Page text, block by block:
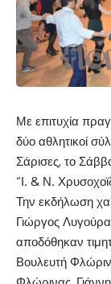
Με επιτυχία
δύο αθλητικοί
Σάρισες, το
“Ι. & Ν.
Την εκδήλωση
Γιώργος
αποδόθηκαν
Βουλευτή